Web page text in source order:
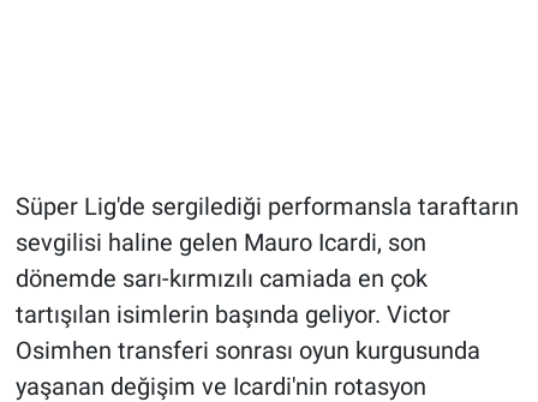
Süper Lig'de sergilediği performansla taraftarın
sevgilisi haline gelen Mauro Icardi, son
dönemde sarı-kırmızılı camiada en çok
tartışılan isimlerin başında geliyor. Victor
Osimhen transferi sonrası oyun kurgusunda
yaşanan değişim ve Icardi'nin rotasyon